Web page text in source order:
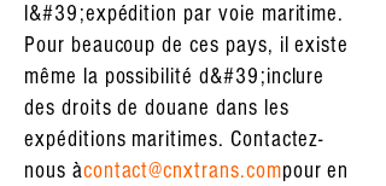
l&#39;expédition par voie maritime.
Pour beaucoup de ces pays, il existe
même la possibilité d&#39;inclure
des droits de douane dans les
expéditions maritimes. Contactez-
nous àcontact@cnxtrans.compour en